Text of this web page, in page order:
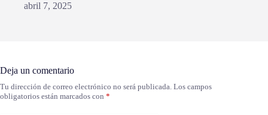
abril 7, 2025
Deja un comentario
Tu dirección de correo electrónico no será publicada. Los campos
obligatorios están marcados con *